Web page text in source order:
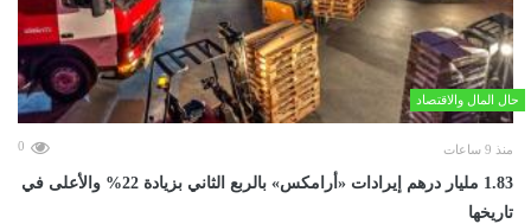
حال المال والاقتصاد
منذ 9 ساعات 0
‏1.83 مليار درهم إيرادات «أرامكس» بالربع الثاني بزيادة 22% والأعلى في
تاريخها